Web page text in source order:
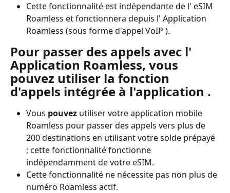
Cette fonctionnalité est indépendante de l' eSIM
Roamless et fonctionnera depuis l' Application
Roamless (sous forme d'appel VoIP ).
Pour passer des appels avec l'
Application Roamless, vous
pouvez utiliser la fonction
d'appels intégrée à l'application .
Vous pouvez utiliser votre application mobile
Roamless pour passer des appels vers plus de
200 destinations en utilisant votre solde prépayé
; cette fonctionnalité fonctionne
indépendamment de votre eSIM.
Cette fonctionnalité ne nécessite pas non plus de
numéro Roamless actif.